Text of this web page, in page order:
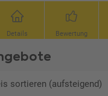
Details Bewertung
sortieren (aufsteigend)